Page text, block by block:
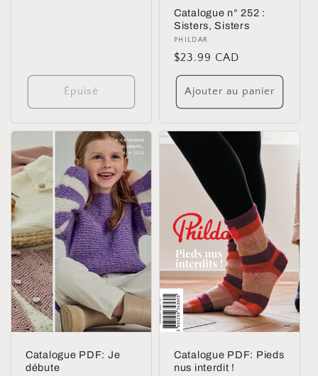
Épuisé
Catalogue n° 252 :
Sisters, Sisters
Distributeur :
PHILDAR
Prix
habituel
$23.99 CAD
Ajouter au panier
Catalogue PDF: Je
débute
Catalogue PDF: Pieds
nus interdit !